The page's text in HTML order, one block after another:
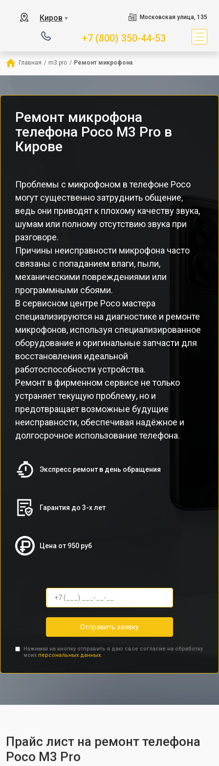
Киров ▼ Московская улица, 135
+7 (800) 350-44-53
Главная / m3 pro / Ремонт микрофона
Ремонт микрофона
телефона Poco M3 Pro в
Кирове
Проблемы с микрофоном в телефоне Poco
могут существенно затруднить общение,
ведь они приводят к плохому качеству звука,
шумам или полному отсутствию звука при
разговоре.
Причины неисправности микрофона часто
связаны с попаданием влаги, пыли,
механическими повреждениями или
программными сбоями.
В сервисном центре Poco мастера
специализируются на диагностике и ремонте
микрофонов, используя специализированное
оборудование и оригинальные запчасти для
восстановления идеальной
работоспособности устройства.
Ремонт в фирменном сервисе не только
устраняет текущую проблему, но и
предотвращает возможные будущие
неисправности, обеспечивая надёжное и
долгосрочное использование телефона.
Экспресс ремонт в день обращения
Гарантия до 3-х лет
Цена от 950 руб
Отправить заявку
Нажимая на кнопку отправить я даю свое согласие на обработку
моих персональных данных.
Прайс лист на ремонт телефона
Poco M3 Pro